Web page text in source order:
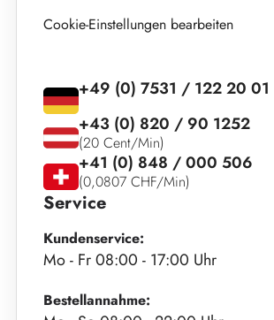
Cookie-Einstellungen bearbeiten
Service
Kundenservice:
Mo - Fr 08:00 - 17:00 Uhr
Bestellannahme:
+49 (0) 7531 / 122 20 01
+43 (0) 820 / 90 1252
(20 Cent/Min)
+41 (0) 848 / 000 506
(0,0807 CHF/Min)